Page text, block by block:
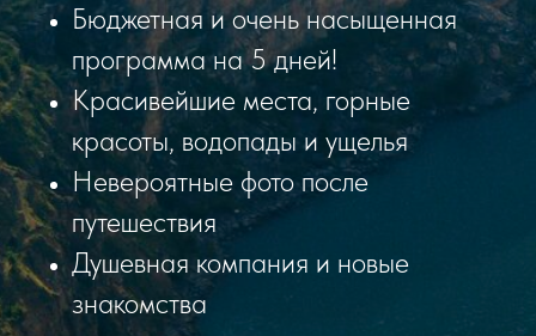
Бюджетная и очень насыщенная
программа на 5 дней!
Красивейшие места, горные
красоты, водопады и ущелья
Невероятные фото после
путешествия
Душевная компания и новые
знакомства